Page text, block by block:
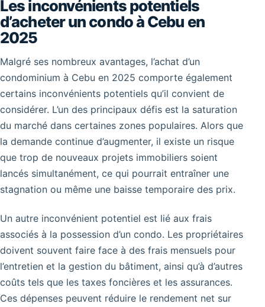
Les inconvénients potentiels
d’acheter un condo à Cebu en
2025
Malgré ses nombreux avantages, l’achat d’un
condominium à Cebu en 2025 comporte également
certains inconvénients potentiels qu’il convient de
considérer. L’un des principaux défis est la saturation
du marché dans certaines zones populaires. Alors que
la demande continue d’augmenter, il existe un risque
que trop de nouveaux projets immobiliers soient
lancés simultanément, ce qui pourrait entraîner une
stagnation ou même une baisse temporaire des prix.
Un autre inconvénient potentiel est lié aux frais
associés à la possession d’un condo. Les propriétaires
doivent souvent faire face à des frais mensuels pour
l’entretien et la gestion du bâtiment, ainsi qu’à d’autres
coûts tels que les taxes foncières et les assurances.
Ces dépenses peuvent réduire le rendement net sur